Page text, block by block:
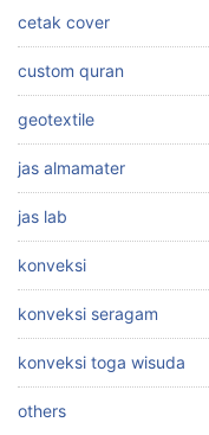
cetak cover
custom quran
geotextile
jas almamater
jas lab
konveksi
konveksi seragam
konveksi toga wisuda
others